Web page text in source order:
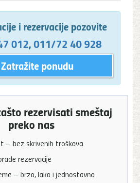
i rezervacije pozovite
012,011/72 40 928
ponudu
rezervisati smeštaj
preko nas
– bez skrivenih troškova
rezervacije
– brzo, lako i jednostavno